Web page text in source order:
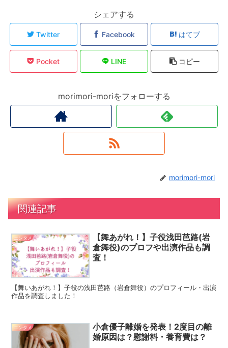
シェアする
Twitter Facebook はてブ
Pocket LINE コピー
morimori-moriをフォローする
morimori-mori
関連記事
エンタメ
【舞あがれ！】子役浅田芭路(岩
倉舞役)のプロフや出演作品も調
査！
【舞いあがれ！】子役の浅田芭路（岩倉舞役）のプロフィール・出演
作品を調査しました！
エンタメ
小倉優子離婚を発表！2度目の離
婚原因は？慰謝料・養育費は？